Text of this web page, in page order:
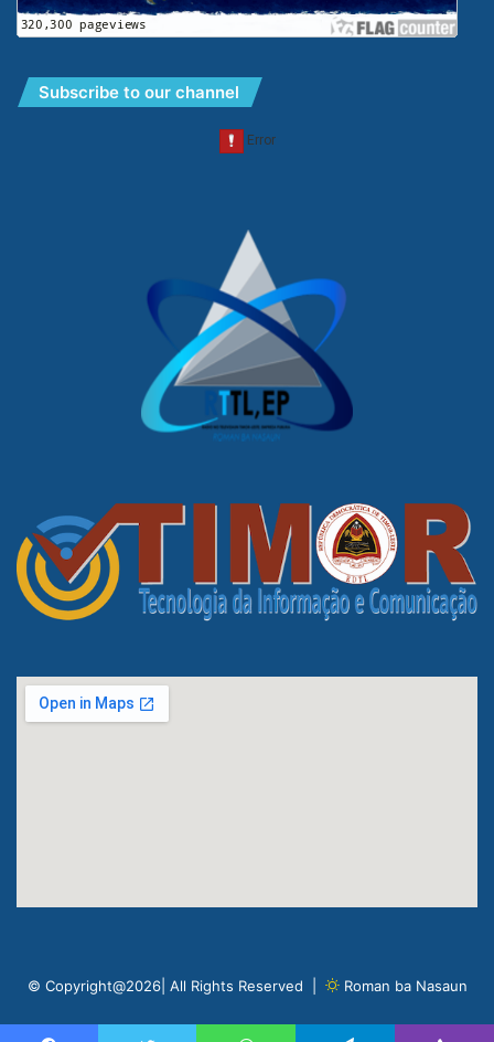
Subscribe to our channel
© Copyright@2026| All Rights Reserved | Roman ba Nasaun